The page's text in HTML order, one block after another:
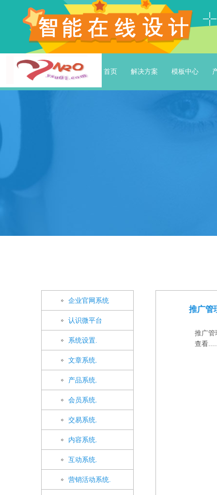
首页 解决方案 模板中心
企业官网系统
认识微平台
系统设置.
文章系统.
产品系统.
会员系统.
交易系统.
内容系统.
互动系统.
营销活动系统.
推广管
推广
查看